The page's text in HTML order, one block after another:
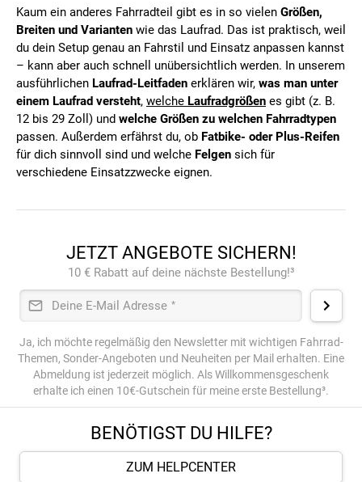
Kaum ein anderes Fahrradteil gibt es in so vielen Größen,
Breiten und Varianten wie das Laufrad. Das ist praktisch, weil
du dein Setup genau an Fahrstil und Einsatz anpassen kannst
– kann aber auch schnell unübersichtlich werden. In unserem
ausführlichen Laufrad-Leitfaden erklären wir, was man unter
einem Laufrad versteht, welche Laufradgrößen es gibt (z. B.
12 bis 29 Zoll) und welche Größen zu welchen Fahrradtypen
passen. Außerdem erfährst du, ob Fatbike- oder Plus-Reifen
für dich sinnvoll sind und welche Felgen sich für
verschiedene Einsatzzwecke eignen.
JETZT ANGEBOTE SICHERN!
10 € Rabatt auf deine nächste Bestellung!³
Deine E-Mail Adresse *
Ja, ich möchte regelmäßig den Newsletter mit wichtigen Fahrrad-
Themen, Sonder-Angeboten und Neuheiten per Mail erhalten. Eine
Abmeldung ist jederzeit möglich. Als Willkommensgeschenk
erhalte ich einen 10€-Gutschein für meine erste Bestellung³.
BENÖTIGST DU HILFE?
ZUM HELPCENTER